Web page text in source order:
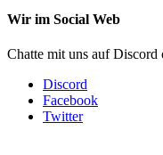
Wir im Social Web
Chatte mit uns auf
Discord
Facebook
Twitter